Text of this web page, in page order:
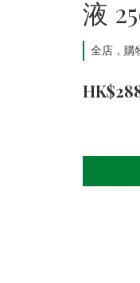
液
全店，購